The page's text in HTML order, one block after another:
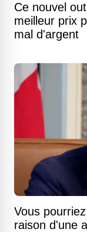
Ce nouvel
meilleur prix
mal d'argent
Vous
raison d'une